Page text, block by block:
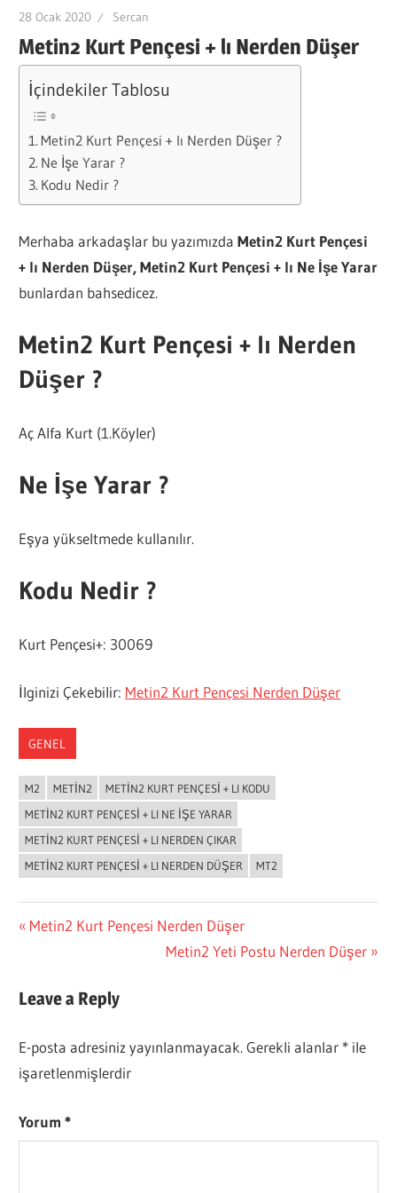
28 Ocak 2020 Sercan
Metin2 Kurt Pençesi + lı Nerden Düşer
İçindekiler Tablosu
Metin2 Kurt Pençesi + lı Nerden Düşer ?
Ne İşe Yarar ?
Kodu Nedir ?
Merhaba arkadaşlar bu yazımızdaMetin2 Kurt Pençesi
+ lı Nerden Düşer, Metin2 Kurt Pençesi + lı Ne İşe Yarar
bunlardan bahsedicez.
Metin2 Kurt Pençesi + lı Nerden
Düşer ?
Aç Alfa Kurt (1.Köyler)
Ne İşe Yarar ?
Eşya yükseltmede kullanılır.
Kodu Nedir ?
Kurt Pençesi+: 30069
İlginizi Çekebilir: Metin2 Kurt Pençesi Nerden Düşer
GENEL
M2 METIN2
METIN2 KURT PENÇESI + LI KODU
METIN2 KURT PENÇESI + LI NE IŞE YARAR
METIN2 KURT PENÇESI + LI NERDEN ÇIKAR
METIN2 KURT PENÇESI + LI NERDEN DÜŞER
MT2
Yazı
Previous
Metin2 Kurt Pençesi Nerden Düşer
Next
Metin2 Yeti Postu Nerden Düşer
Leave a Reply
E-posta adresiniz yayınlanmayacak. Gerekli alanlar * ile
işaretlenmişlerdir
Yorum*